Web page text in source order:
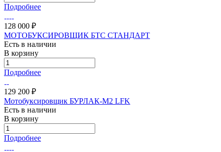
Подробнее
128 000 ₽
МОТОБУКСИРОВЩИК БТС СТАНДАРТ
Есть в наличии
В корзину
Подробнее
129 200 ₽
Мотобуксировщик БУРЛАК-M2 LFK
Есть в наличии
В корзину
Подробнее